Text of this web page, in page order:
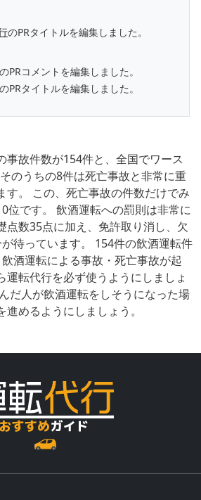
のPRタイトルを編集しました。
のPRコメントを編集しました。
のPRタイトルを編集しました。
事故件数が154件と、全国でワース
のうちの8件は死亡事故と非常に重
す。 この、死亡事故の件数だけでみ
位です。 飲酒運転への罰則は非常に
点数35点に加え、免許取り消し、欠
待っています。 154件の飲酒運転件
酒運転による事故・死亡事故が起
運転代行を必ず使うようにしましょ
だ人が飲酒運転をしそうになった場
めるようにしましょう。